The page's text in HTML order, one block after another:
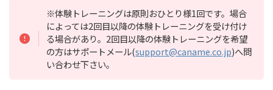
※体験トレーニングは原則おひとり様1回です。場合
によっては2回目以降の体験トレーニングを受け付け
る場合があり。2回目以降の体験トレーニングを希望
の方はサポートメール(support@caname.co.jp)へ問
い合わせ下さい。